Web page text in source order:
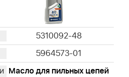
84001895
844545
4101
4102
5310092-48
5964573-01
Масло для пильных цепей